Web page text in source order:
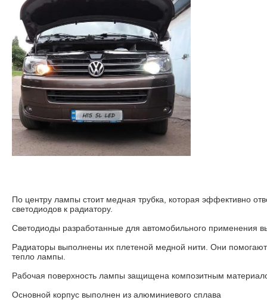
По центру лампы стоит медная трубка, которая эффективно
светодиодов к радиатору.
Светодиоды разработанные для автомобильного применения
Радиаторы выполнены их плетеной медной нити. Они
тепло лампы.
Рабочая поверхность лампы защищена композитным
Основной корпус выполнен из алюминиевого сплава